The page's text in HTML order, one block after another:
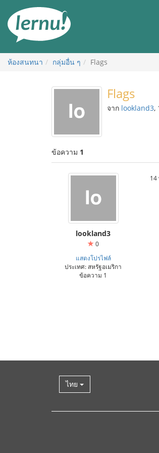
สารบัญ
ห้องสนทนา กลุ่มอื่น ๆ Flags
Flags
จาก lookland3,
ข้อความ 1
lookland3
0
แสดงโปรไฟล์
ประเทศ: สหรัฐอเมริกา
ข้อความ 1
14
ไทย